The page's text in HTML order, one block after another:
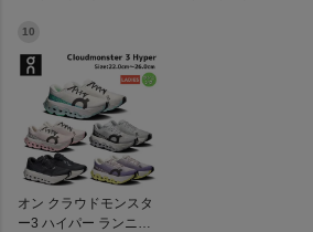
10
オン クラウドモンスタ
ー3 ハイパー ランニン